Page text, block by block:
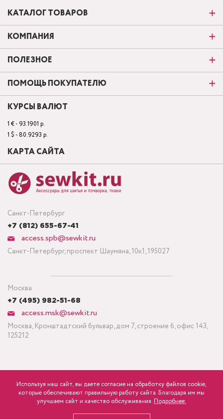
розница Минимальный заказ ткани от 3 метров
Санкт-Петербург
+7 (812) 655-67-41
access.spb@sewkit.ru
Санкт-Петербург, проспект Шаумяна, 10к1, 195027
Москва
+7 (495) 982-51-68
access.msk@sewkit.ru
Москва, Кронштадтский бульвар, дом 7, строение 6, офис 143,
125212
КАТАЛОГ ТОВАРОВ
КОМПАНИЯ
ПОЛЕЗНОЕ
ПОМОЩЬ ПОКУПАТЕЛЮ
КУРСЫ ВАЛЮТ
1 € - 93.1901 р.
1 $ - 80.9293 р.
КАРТА САЙТА
Политика конфиденциальности
ПОДПИСАТЬСЯ НА НОВОСТИ
Используя наш сайт, вы даете согласие на обработку файлов cookie,
которые обеспечивают правильную работу сайта. Благодаря им мы
улучшаем сайт и качество обслуживания. Подробнее.